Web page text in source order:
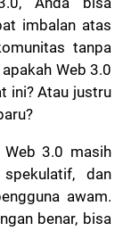
imbalan atas
tanpa
Web 3.0
ini? Atau justru
3.0 masih
dan
awam.
benar, bisa